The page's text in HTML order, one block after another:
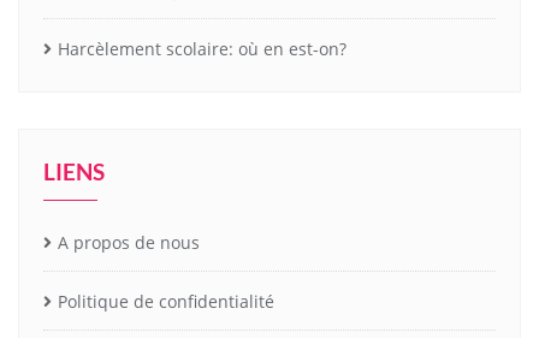
Harcèlement scolaire: où en est-on?
LIENS
A propos de nous
Politique de confidentialité